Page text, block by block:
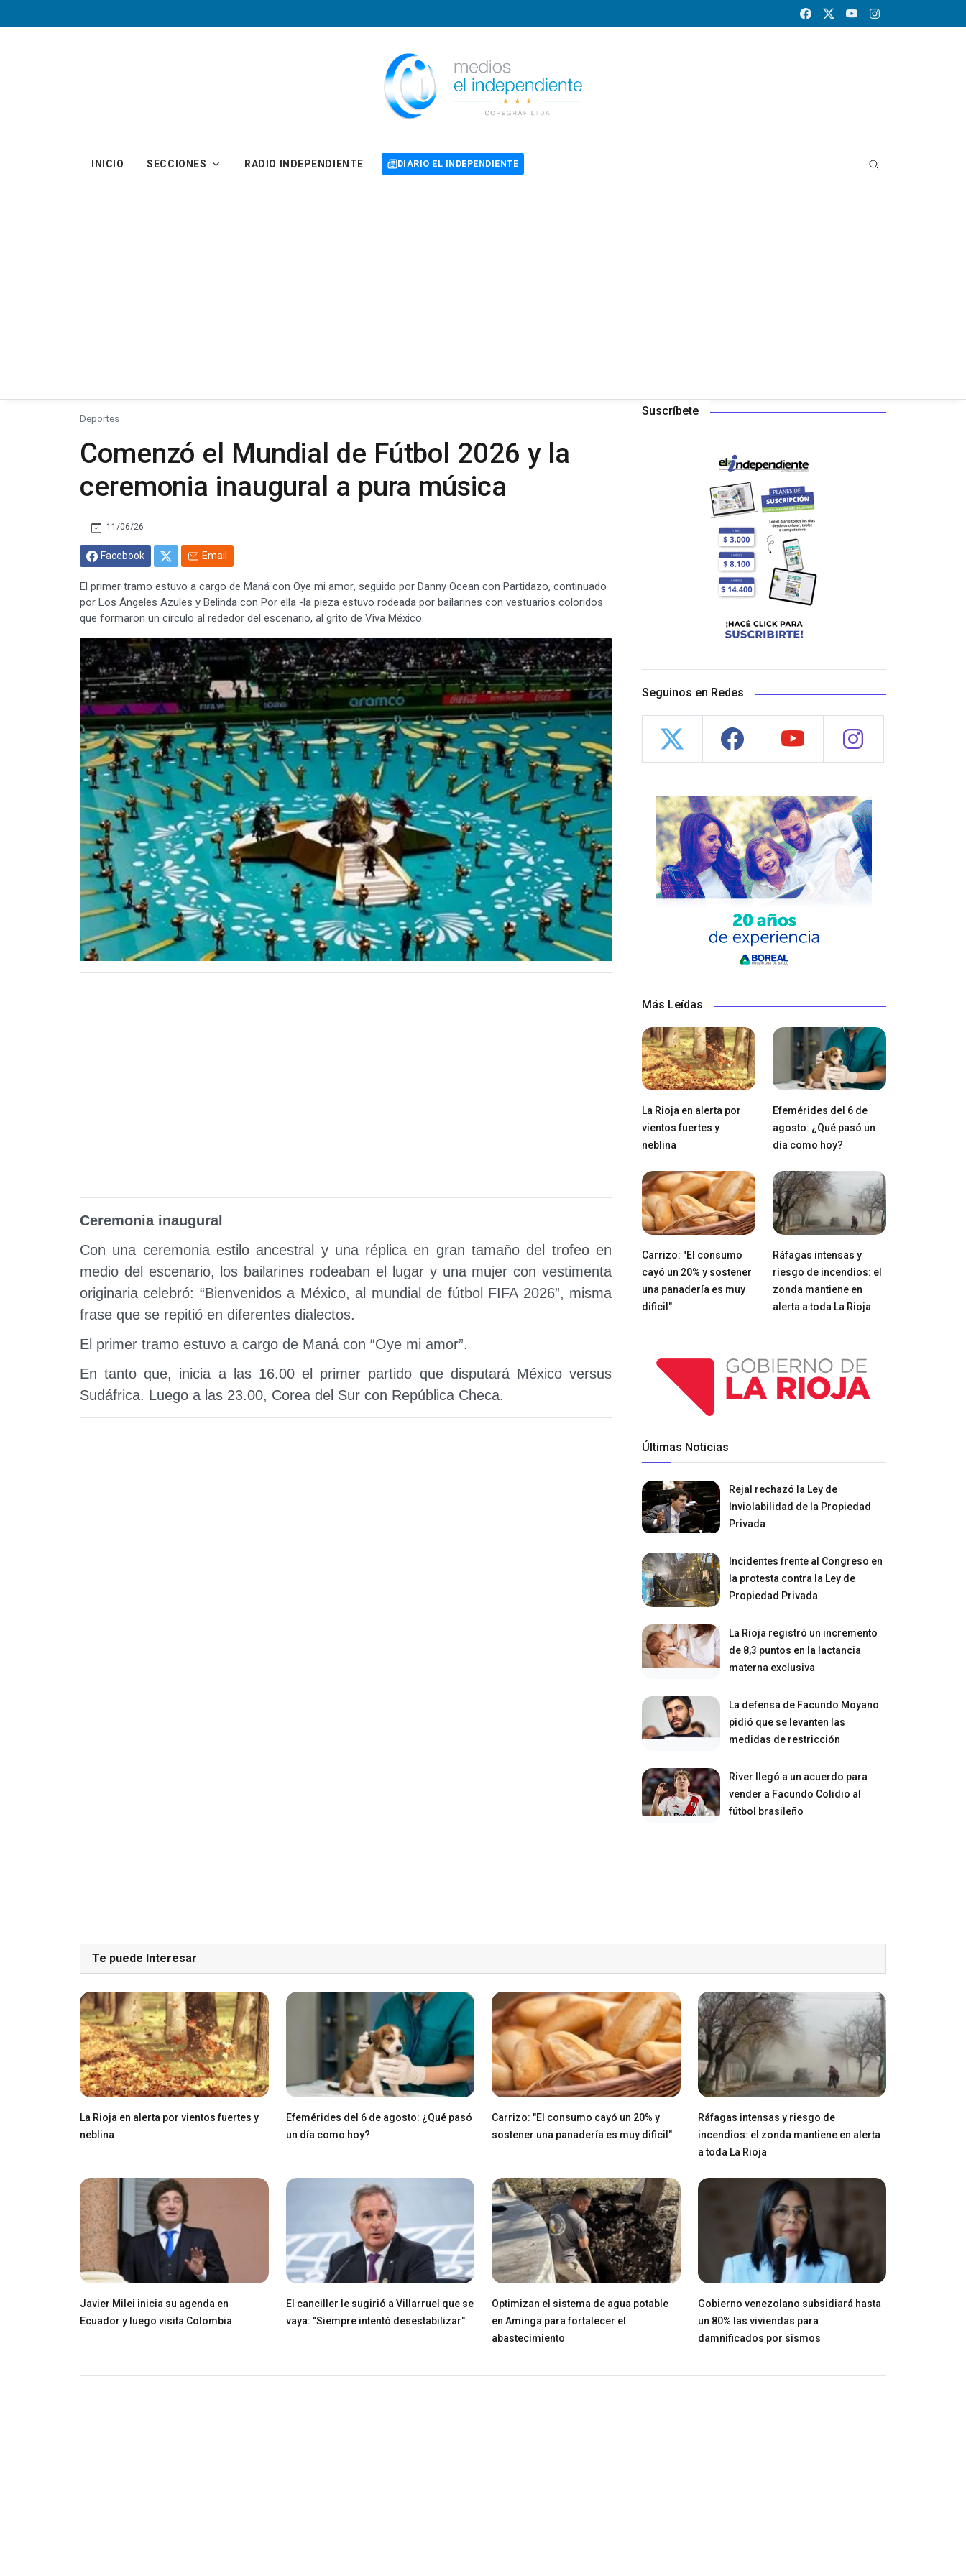
INICIO SECCIONES RADIO INDEPENDIENTE DIARIO EL INDEPENDIENTE
Deportes
Comenzó el Mundial de Fútbol 2026 y la
ceremonia inaugural a pura música
11/06/26
Facebook Email
El primer tramo estuvo a cargo de Maná con Oye mi amor, seguido por Danny Ocean con Partidazo, continuado
por Los Ángeles Azules y Belinda con Por ella -la pieza estuvo rodeada por bailarines con vestuarios coloridos
que formaron un círculo al rededor del escenario, al grito de Viva México.
Ceremonia inaugural
Con una ceremonia estilo ancestral y una réplica en gran tamaño del trofeo en
medio del escenario, los bailarines rodeaban el lugar y una mujer con vestimenta
originaria celebró: “Bienvenidos a México, al mundial de fútbol FIFA 2026”, misma
frase que se repitió en diferentes dialectos.
El primer tramo estuvo a cargo de Maná con “Oye mi amor”.
En tanto que, inicia a las 16.00 el primer partido que disputará México versus
Sudáfrica. Luego a las 23.00, Corea del Sur con República Checa.
Suscríbete
Seguinos en Redes
Más Leídas
La Rioja en alerta por
vientos fuertes y
neblina
Efemérides del 6 de
agosto: ¿Qué pasó un
día como hoy?
Carrizo: "El consumo
cayó un 20% y sostener
una panadería es muy
dificil"
Ráfagas intensas y
riesgo de incendios: el
zonda mantiene en
alerta a toda La Rioja
Últimas Noticias
Rejal rechazó la Ley de
Inviolabilidad de la Propiedad
Privada
Incidentes frente al Congreso en
la protesta contra la Ley de
Propiedad Privada
La Rioja registró un incremento
de 8,3 puntos en la lactancia
materna exclusiva
La defensa de Facundo Moyano
pidió que se levanten las
medidas de restricción
River llegó a un acuerdo para
vender a Facundo Colidio al
fútbol brasileño
Te puede Interesar
La Rioja en alerta por vientos fuertes y
neblina
Efemérides del 6 de agosto: ¿Qué pasó
un día como hoy?
Carrizo: "El consumo cayó un 20% y
sostener una panadería es muy dificil"
Ráfagas intensas y riesgo de
incendios: el zonda mantiene en alerta
a toda La Rioja
Javier Milei inicia su agenda en
Ecuador y luego visita Colombia
El canciller le sugirió a Villarruel que se
vaya: "Siempre intentó desestabilizar"
Optimizan el sistema de agua potable
en Aminga para fortalecer el
abastecimiento
Gobierno venezolano subsidiará hasta
un 80% las viviendas para
damnificados por sismos